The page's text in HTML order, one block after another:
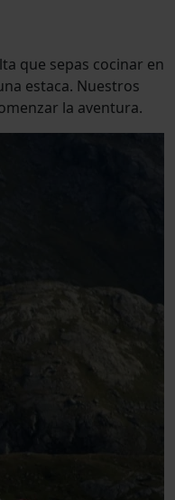
que sepas cocinar en
estaca. Nuestros
la aventura.